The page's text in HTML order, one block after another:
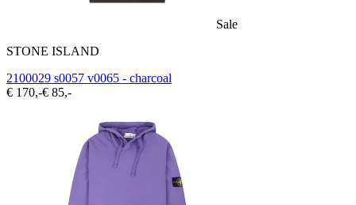
Sale
STONE ISLAND
2100029 s0057 v0065 - charcoal
€ 170,-€ 85,-